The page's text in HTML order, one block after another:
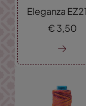
Eleganza
€ 3,50